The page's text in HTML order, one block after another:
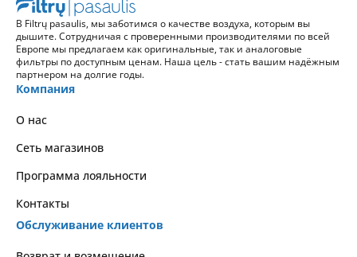
В Filtrų pasaulis, мы заботимся о качестве воздуха, которым вы
дышите. Сотрудничая с проверенными производителями по всей
Европе мы предлагаем как оригинальные, так и аналоговые
фильтры по доступным ценам. Наша цель - стать вашим надёжным
партнером на долгие годы.
Компания
О нас
Сеть магазинов
Программа лояльности
Контакты
Обслуживание клиентов